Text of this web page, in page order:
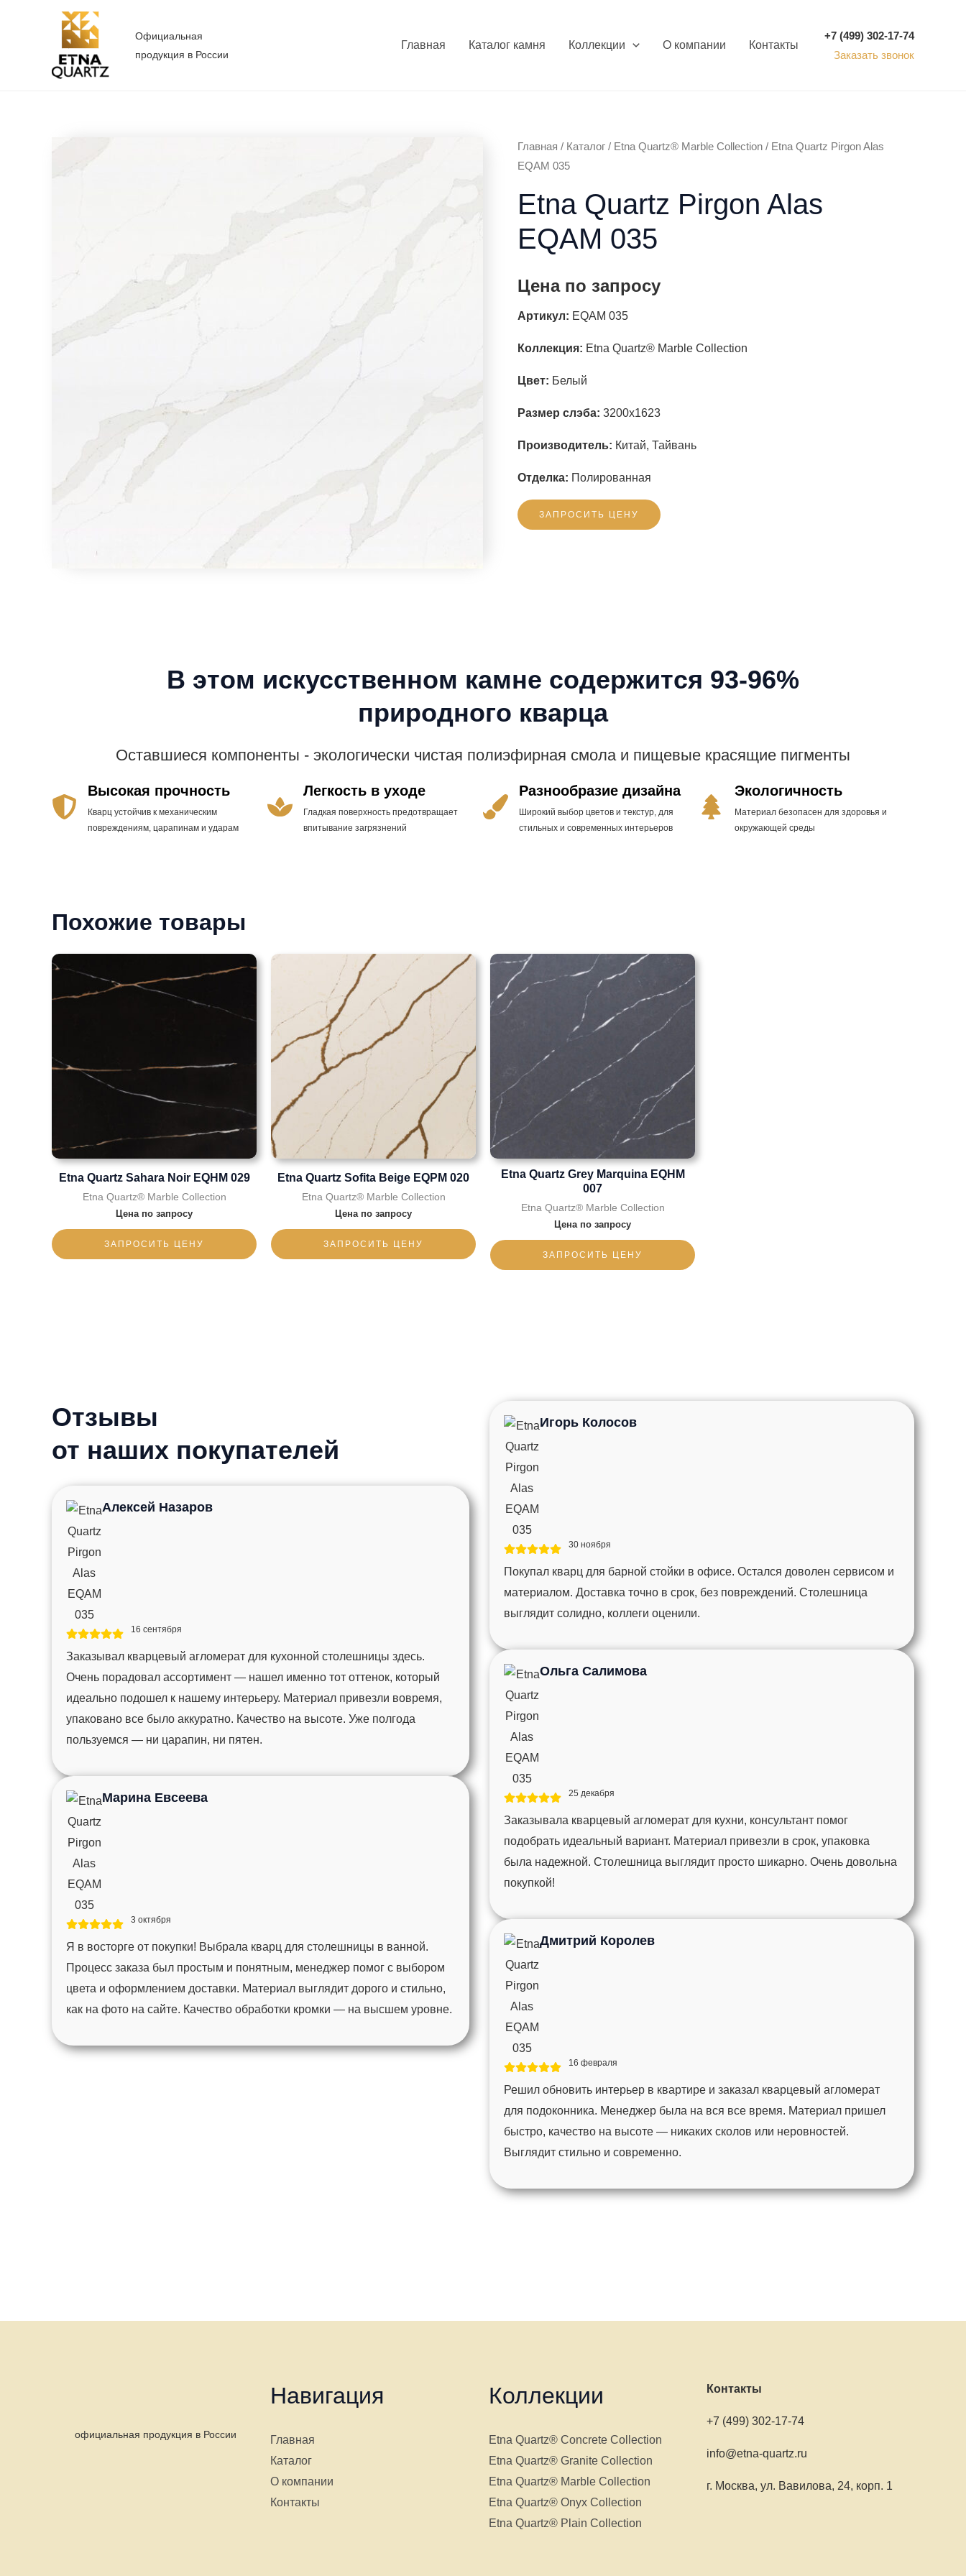
содержимому
Официальная
продукция в России
Главная Каталог камня Коллекции О компании Контакты
+7 (499) 302-17-74
Заказать звонок
Главная / Каталог / Etna Quartz® Marble Collection / Etna Quartz Pirgon Alas
EQAM 035
Etna Quartz Pirgon Alas
EQAM 035
Цена по запросу
Артикул: EQAM 035
Коллекция: Etna Quartz® Marble Collection
Цвет: Белый
Размер слэба: 3200x1623
Производитель: Китай, Тайвань
Отделка: Полированная
ЗАПРОСИТЬ ЦЕНУ
В этом искусственном камне содержится 93-96%
природного кварца
Оставшиеся компоненты - экологически чистая полиэфирная смола и пищевые красящие пигменты
Высокая прочность
Кварц устойчив к механическим
повреждениям, царапинам и ударам
Легкость в уходе
Гладкая поверхность предотвращает
впитывание загрязнений
Разнообразие дизайна
Широкий выбор цветов и текстур, для
стильных и современных интерьеров
Экологичность
Материал безопасен для здоровья и
окружающей среды
Похожие товары
Etna Quartz Sahara Noir EQHM 029
Etna Quartz® Marble Collection
Цена по запросу
ЗАПРОСИТЬ ЦЕНУ
Etna Quartz Sofita Beige EQPM 020
Etna Quartz® Marble Collection
Цена по запросу
ЗАПРОСИТЬ ЦЕНУ
Etna Quartz Grey Marquina EQHM
007
Etna Quartz® Marble Collection
Цена по запросу
ЗАПРОСИТЬ ЦЕНУ
Отзывы
от наших покупателей
Алексей Назаров
16 сентября
Заказывал кварцевый агломерат для кухонной столешницы здесь.
Очень порадовал ассортимент — нашел именно тот оттенок, который
идеально подошел к нашему интерьеру. Материал привезли вовремя,
упаковано все было аккуратно. Качество на высоте. Уже полгода
пользуемся — ни царапин, ни пятен.
Марина Евсеева
3 октября
Я в восторге от покупки! Выбрала кварц для столешницы в ванной.
Процесс заказа был простым и понятным, менеджер помог с выбором
цвета и оформлением доставки. Материал выглядит дорого и стильно,
как на фото на сайте. Качество обработки кромки — на высшем уровне.
Игорь Колосов
30 ноября
Покупал кварц для барной стойки в офисе. Остался доволен сервисом и
материалом. Доставка точно в срок, без повреждений. Столешница
выглядит солидно, коллеги оценили.
Ольга Салимова
25 декабря
Заказывала кварцевый агломерат для кухни, консультант помог
подобрать идеальный вариант. Материал привезли в срок, упаковка
была надежной. Столешница выглядит просто шикарно. Очень довольна
покупкой!
Дмитрий Королев
16 февраля
Решил обновить интерьер в квартире и заказал кварцевый агломерат
для подоконника. Менеджер была на вся все время. Материал пришел
быстро, качество на высоте — никаких сколов или неровностей.
Выглядит стильно и современно.
официальная продукция в России
Навигация
Главная
Каталог
О компании
Контакты
Коллекции
Etna Quartz® Concrete Collection
Etna Quartz® Granite Collection
Etna Quartz® Marble Collection
Etna Quartz® Onyx Collection
Etna Quartz® Plain Collection
Контакты
+7 (499) 302-17-74
info@etna-quartz.ru
г. Москва, ул. Вавилова, 24, корп. 1